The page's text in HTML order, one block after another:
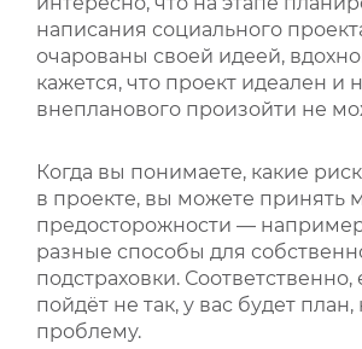
написания социального
очарованы своей идеей,
кажется, что проект идеален и
внепланового произойти не
Когда вы понимаете, какие
в проекте, вы можете принять
предосторожности —
разные способы для
подстраховки. Соответственно,
пойдёт не так, у вас будет
проблему.